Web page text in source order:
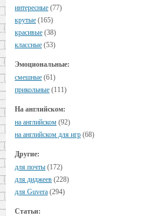
интересные (77)
крутые (165)
красивые (38)
классные (53)
Эмоциональные:
смешные (61)
прикольные (111)
На английском:
на английском (92)
на английском для игр (68)
Другие:
для почты (172)
для диджеев (228)
для Guvera (294)
Статьи: